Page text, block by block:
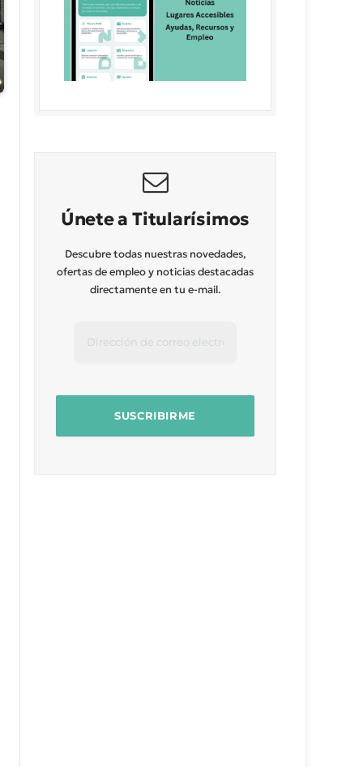
Únete a Titularísimos
Descubre todas nuestras novedades,
ofertas de empleo y noticias destacadas
directamente en tu e-mail.